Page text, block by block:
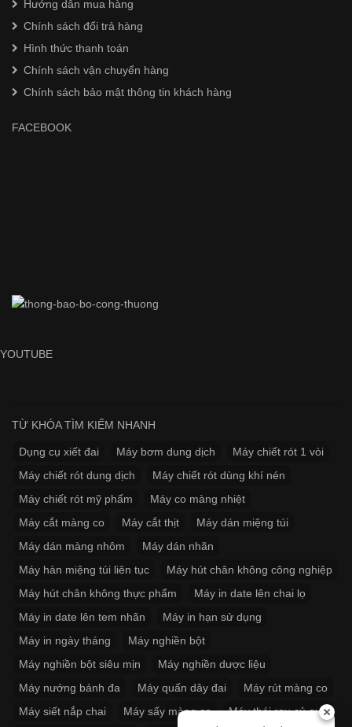
Hướng dẫn mua hàng
Chính sách đổi trả hàng
Hình thức thanh toán
Chính sách vận chuyển hàng
Chính sách bảo mật thông tin khách hàng
FACEBOOK
YOUTUBE
TỪ KHÓA TÌM KIẾM NHANH
Dụng cụ xiết đai Máy bơm dung dịch
Máy chiết rót 1 vòi
Máy chiết rót dung dịch
Máy chiết rót dùng khí nén
Máy chiết rót mỹ phẩm
Máy co màng nhiệt
Máy cắt màng co
Máy cắt thịt
Máy dán miệng túi
Máy dán màng nhôm
Máy dán nhãn
Máy hàn miệng túi liên tục
Máy hút chân không công nghiệp
Máy hút chân không thực phẩm
Máy in date lên chai lọ
Máy in date lên tem nhãn
Máy in hạn sử dụng
Máy in ngày tháng
Máy nghiền bột
Máy nghiền bột siêu mịn
Máy nghiền dược liệu
Máy nướng bánh đa
Máy quấn dây đai
Máy rút màng co
Máy siết nắp chai
Máy sấy màng co
Máy thái rau củ quả